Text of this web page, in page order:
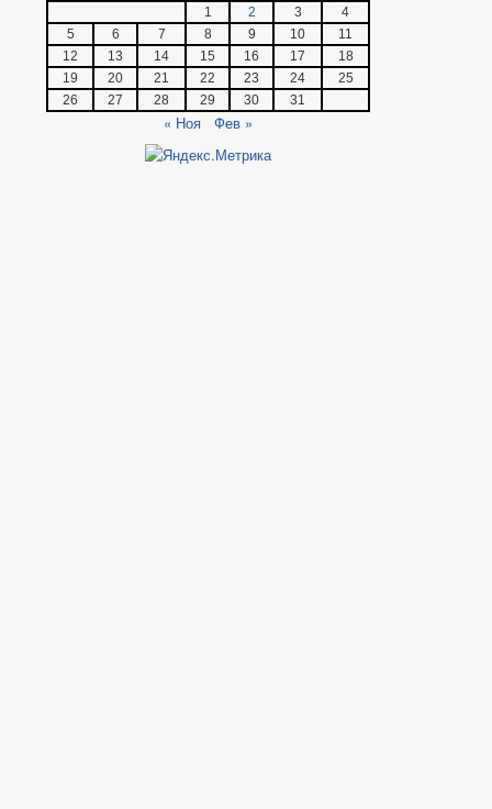
1 2 3
4
5
6 7 8 9 10
11
12
13 14 15 16 17
18
19
20 21 22 23 24
25
26
27 28 29 30 31
« Ноя Фев »